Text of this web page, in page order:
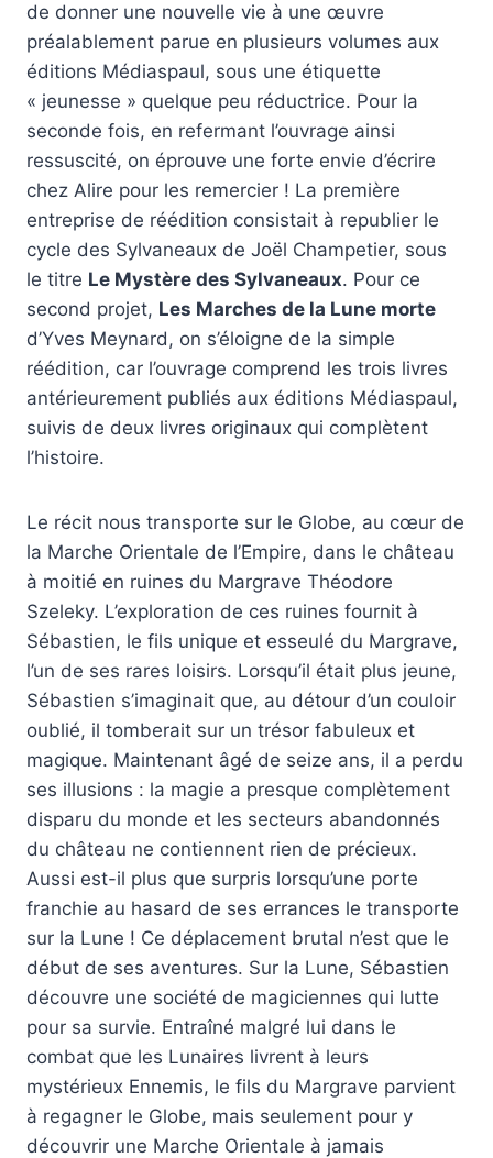
de donner une nouvelle vie à une œuvre
préalablement parue en plusieurs volumes aux
éditions Médiaspaul, sous une étiquette
« jeunesse » quelque peu réductrice. Pour la
seconde fois, en refermant l’ouvrage ainsi
ressuscité, on éprouve une forte envie d’écrire
chez Alire pour les remercier ! La première
entreprise de réédition consistait à republier le
cycle des Sylvaneaux de Joël Champetier, sous
le titre Le Mystère des Sylvaneaux. Pour ce
second projet, Les Marches de la Lune morte
d’Yves Meynard, on s’éloigne de la simple
réédition, car l’ouvrage comprend les trois livres
antérieurement publiés aux éditions Médiaspaul,
suivis de deux livres originaux qui complètent
l’histoire.
Le récit nous transporte sur le Globe, au cœur de
la Marche Orientale de l’Empire, dans le château
à moitié en ruines du Margrave Théodore
Szeleky. L’exploration de ces ruines fournit à
Sébastien, le fils unique et esseulé du Margrave,
l’un de ses rares loisirs. Lorsqu’il était plus jeune,
Sébastien s’imaginait que, au détour d’un couloir
oublié, il tomberait sur un trésor fabuleux et
magique. Maintenant âgé de seize ans, il a perdu
ses illusions : la magie a presque complètement
disparu du monde et les secteurs abandonnés
du château ne contiennent rien de précieux.
Aussi est-il plus que surpris lorsqu’une porte
franchie au hasard de ses errances le transporte
sur la Lune ! Ce déplacement brutal n’est que le
début de ses aventures. Sur la Lune, Sébastien
découvre une société de magiciennes qui lutte
pour sa survie. Entraîné malgré lui dans le
combat que les Lunaires livrent à leurs
mystérieux Ennemis, le fils du Margrave parvient
à regagner le Globe, mais seulement pour y
découvrir une Marche Orientale à jamais